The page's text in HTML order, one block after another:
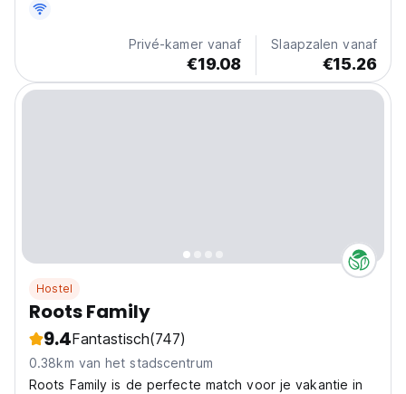
Privé-kamer vanaf
€19.08
Slaapzalen vanaf
€15.26
Hostel
Roots Family
9.4Fantastisch(747)
0.38km van het stadscentrum
Roots Family is de perfecte match voor je vakantie in